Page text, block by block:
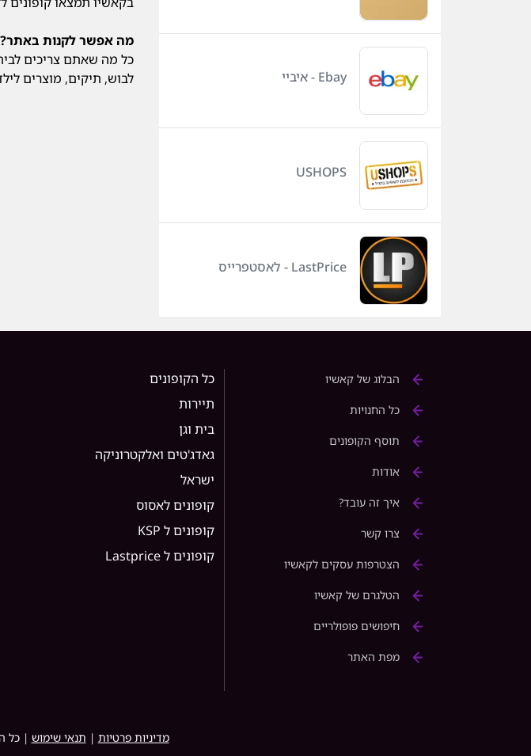
Ebay - איביי
USHOPS
LastPrice - לאסטפרייס
מה אפשר לקנות באתר?
כל מה שאתם צריכים
לבוש, תיקים, מוצרים
הבלוג של קאשיו
כל החנויות
תוסף הקופונים
אודות
איך זה עובד?
צרו קשר
הצטרפות עסקים לקאשיו
הטלגרם של קאשיו
חיפושים פופולריים
מפת האתר
כל הקופונים
תיירות
בית וגן
גאדג'טים ואלקטרוניקה
ישראל
קופונים לאסוס
קופונים ל KSP
קופונים ל Lastprice
מדיניות פרטיות | תנאי שימוש | כל